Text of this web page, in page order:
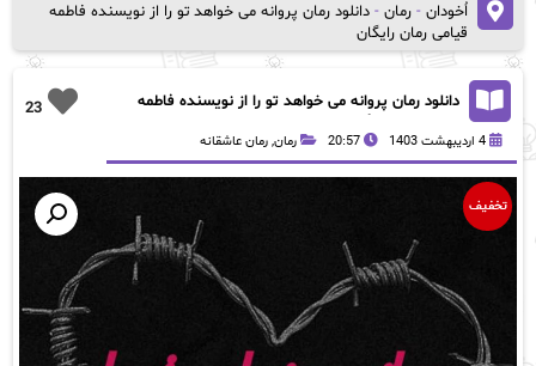
اُخودان- رمان- دانلود رمان پروانه می خواهد تو را از نویسنده فاطمه
قیامی رمان رایگان
23
دانلود رمان پروانه می خواهد تو را از نویسنده فاطمه
4 اردیبهشت 1403 20:57 رمان, رمان عاشقانه
تخفیف